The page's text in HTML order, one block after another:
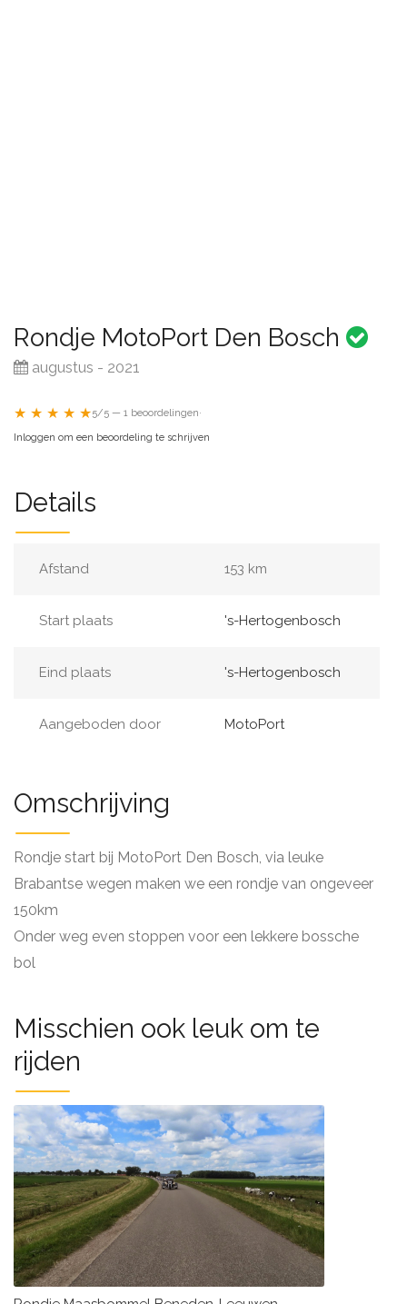
Rondje MotoPort Den Bosch
augustus - 2021
★ ★ ★ ★ ★5/5 — 1 beoordelingen·
Inloggen om een beoordeling te schrijven
Details
Afstand 153 km
Start plaats 's-Hertogenbosch
Eind plaats 's-Hertogenbosch
Aangeboden door MotoPort
Omschrijving
Rondje start bij MotoPort Den Bosch, via leuke
Brabantse wegen maken we een rondje van ongeveer
150km
Onder weg even stoppen voor een lekkere bossche
bol
Misschien ook leuk om te
rijden